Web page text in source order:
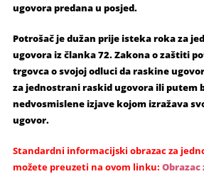
ugovora predana u posjed.
Potrošač je dužan prije isteka roka za
ugovora iz članka 72. Zakona o zaštiti
trgovca o svojoj odluci da raskine
za jednostrani raskid ugovora ili putem
nedvosmislene izjave kojom izražava
ugovor.
Standardni informacijski obrazac za
možete preuzeti na ovom linku: